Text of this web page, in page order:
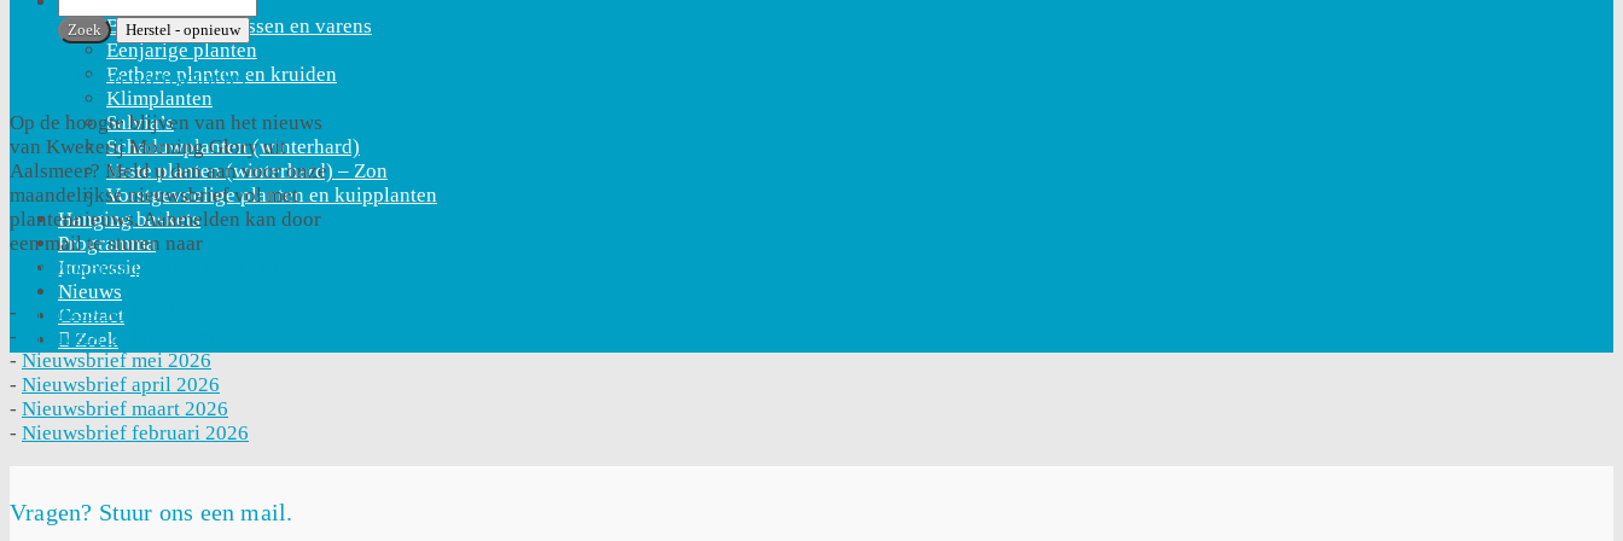
Bladplanten, grassen en varens
Eenjarige planten
Eetbare planten en kruiden
Klimplanten
Salvia’s
Schaduwplanten (winterhard)
Vaste planten (winterhard) – Zon
Vorstgevoelige planten en kuipplanten
Hanging baskets
Programma
Impressie
Nieuws
Contact
Zoek
Aanmelden nieuwsbrief
Op de hoogte blijven van het nieuws
van Kwekerij Morning Glory uit
Aalsmeer? Meld u dan aan voor onze
maandelijkse nieuwsbrief vol met
plantennieuws. Aanmelden kan door
een mail te sturen naar
info@kwekerijmorningglory.nl
-
Nieuwsbrief juli 2026
-
Nieuwsbrief juni 2026
- Nieuwsbrief mei 2026
- Nieuwsbrief april 2026
- Nieuwsbrief maart 2026
- Nieuwsbrief februari 2026
Vragen? Stuur ons een mail.